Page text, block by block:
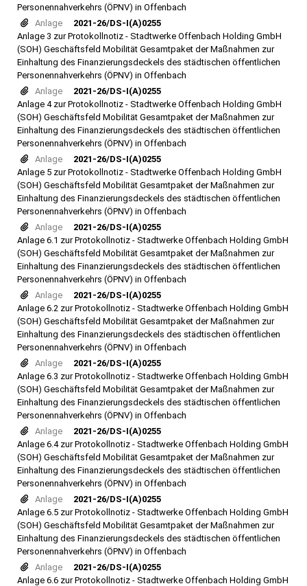
Personennahverkehrs (ÖPNV) in Offenbach
Anlage
2021-26/DS-I(A)0255
Anlage 3 zur Protokollnotiz - Stadtwerke Offenbach Holding GmbH
(SOH) Geschäftsfeld Mobilität Gesamtpaket der Maßnahmen zur
Einhaltung des Finanzierungsdeckels des städtischen öffentlichen
Personennahverkehrs (ÖPNV) in Offenbach
Anlage
2021-26/DS-I(A)0255
Anlage 4 zur Protokollnotiz - Stadtwerke Offenbach Holding GmbH
(SOH) Geschäftsfeld Mobilität Gesamtpaket der Maßnahmen zur
Einhaltung des Finanzierungsdeckels des städtischen öffentlichen
Personennahverkehrs (ÖPNV) in Offenbach
Anlage
2021-26/DS-I(A)0255
Anlage 5 zur Protokollnotiz - Stadtwerke Offenbach Holding GmbH
(SOH) Geschäftsfeld Mobilität Gesamtpaket der Maßnahmen zur
Einhaltung des Finanzierungsdeckels des städtischen öffentlichen
Personennahverkehrs (ÖPNV) in Offenbach
Anlage
2021-26/DS-I(A)0255
Anlage 6.1 zur Protokollnotiz - Stadtwerke Offenbach Holding GmbH
(SOH) Geschäftsfeld Mobilität Gesamtpaket der Maßnahmen zur
Einhaltung des Finanzierungsdeckels des städtischen öffentlichen
Personennahverkehrs (ÖPNV) in Offenbach
Anlage
2021-26/DS-I(A)0255
Anlage 6.2 zur Protokollnotiz - Stadtwerke Offenbach Holding GmbH
(SOH) Geschäftsfeld Mobilität Gesamtpaket der Maßnahmen zur
Einhaltung des Finanzierungsdeckels des städtischen öffentlichen
Personennahverkehrs (ÖPNV) in Offenbach
Anlage
2021-26/DS-I(A)0255
Anlage 6.3 zur Protokollnotiz - Stadtwerke Offenbach Holding GmbH
(SOH) Geschäftsfeld Mobilität Gesamtpaket der Maßnahmen zur
Einhaltung des Finanzierungsdeckels des städtischen öffentlichen
Personennahverkehrs (ÖPNV) in Offenbach
Anlage
2021-26/DS-I(A)0255
Anlage 6.4 zur Protokollnotiz - Stadtwerke Offenbach Holding GmbH
(SOH) Geschäftsfeld Mobilität Gesamtpaket der Maßnahmen zur
Einhaltung des Finanzierungsdeckels des städtischen öffentlichen
Personennahverkehrs (ÖPNV) in Offenbach
Anlage
2021-26/DS-I(A)0255
Anlage 6.5 zur Protokollnotiz - Stadtwerke Offenbach Holding GmbH
(SOH) Geschäftsfeld Mobilität Gesamtpaket der Maßnahmen zur
Einhaltung des Finanzierungsdeckels des städtischen öffentlichen
Personennahverkehrs (ÖPNV) in Offenbach
Anlage
2021-26/DS-I(A)0255
Anlage 6.6 zur Protokollnotiz - Stadtwerke Offenbach Holding GmbH